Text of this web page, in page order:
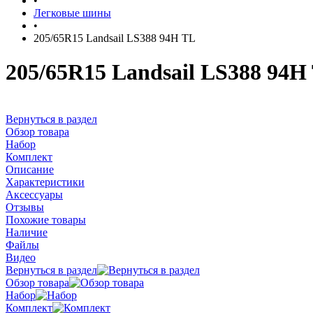
Легковые шины
•
205/65R15 Landsail LS388 94H TL
205/65R15 Landsail LS388
Вернуться в раздел
Обзор товара
Набор
Комплект
Описание
Характеристики
Аксессуары
Отзывы
Похожие товары
Наличие
Файлы
Видео
Вернуться в раздел
Обзор товара
Набор
Комплект